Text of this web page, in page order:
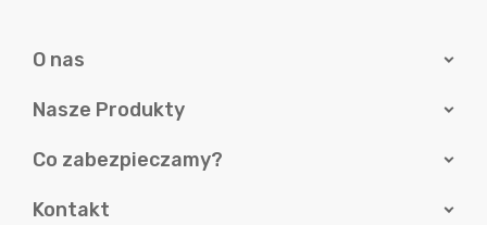
O nas
Nasze Produkty
Co zabezpieczamy?
Kontakt